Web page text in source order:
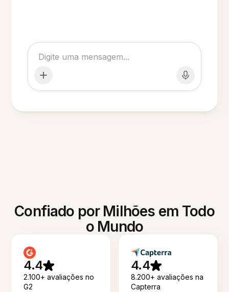
Confiado por Milhões em Todo
o Mundo
4.4
2.100+ avaliações no
G2
4.4
8.200+ avaliações na
Capterra